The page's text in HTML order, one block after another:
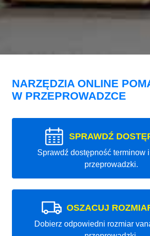
NARZĘDZIA ONLINE
W PRZEPROWADZCE
SPRAWDŹ
Sprawdź dostępność terminow
przeprowadzki.
OSZACUJ
Dobierz odpowiedni rozmiar